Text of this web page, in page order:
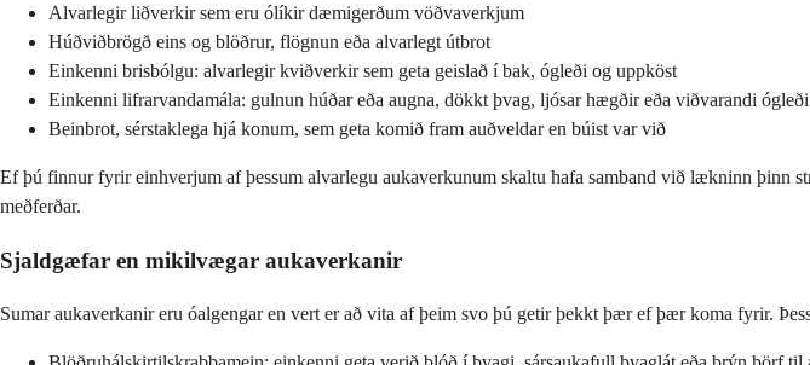
Alvarlegir liðverkir sem eru ólíkir dæmigerðum vöðvaverkjum
Húðviðbrögð eins og blöðrur, flögnun eða alvarlegt útbrot
Einkenni brisbólgu: alvarlegir kviðverkir sem geta geislað í bak, ógleði og uppköst
Einkenni lifrarvandamála: gulnun húðar eða augna, dökkt þvag, ljósar hægðir eða viðvarandi ógleði
Beinbrot, sérstaklega hjá konum, sem geta komið fram auðveldar en búist var við
Ef þú finnur fyrir einhverjum af þessum alvarlegu aukaverkunum skaltu hafa samband við lækninn þinn
meðferðar.
Sjaldgæfar en mikilvægar aukaverkanir
Sumar aukaverkanir eru óalgengar en vert er að vita af þeim svo þú getir þekkt þær ef þær koma fyrir.